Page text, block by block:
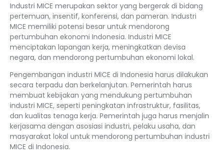
Industri MICE merupakan sektor yang bergerak di bidang
pertemuan, insentif, konferensi, dan pameran. Industri
MICE memiliki potensi besar untuk mendorong
pertumbuhan ekonomi Indonesia. Industri MICE
menciptakan lapangan kerja, meningkatkan devisa
negara, dan mendorong pertumbuhan ekonomi lokal.
Pengembangan industri MICE di Indonesia harus dilakukan
secara terpadu dan berkelanjutan. Pemerintah harus
membuat kebijakan yang mendukung pertumbuhan
industri MICE, seperti peningkatan infrastruktur, fasilitas,
dan kualitas tenaga kerja. Pemerintah juga harus menjalin
kerjasama dengan asosiasi industri, pelaku usaha, dan
masyarakat lokal untuk mendorong pertumbuhan industri
MICE di Indonesia.